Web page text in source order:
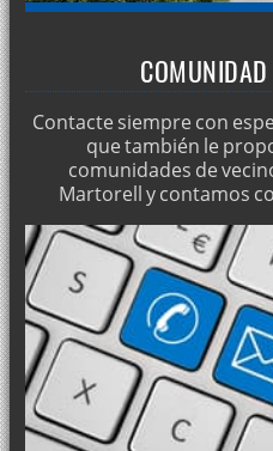
Achique de agua en
Desatascar con agua a
Soluciones para el olor de
Reformas de bajantes
Desatascos en
Vídeo inspección de tuberías
Ventajas de los camiones
Localización de pérdidas
Desatascos de alcantarillas
Limpieza y vaciado de
Contacte siempre con
que también le
comunidades de
Martorell y contamos